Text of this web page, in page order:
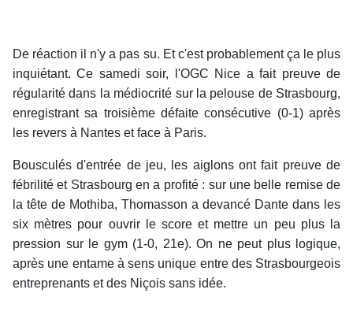
De réaction il n'y a pas su. Et c'est probablement ça le plus
inquiétant. Ce samedi soir, l'OGC Nice a fait preuve de
régularité dans la médiocrité sur la pelouse de Strasbourg,
enregistrant sa troisième défaite consécutive (0-1) après
les revers à Nantes et face à Paris.
Bousculés d'entrée de jeu, les aiglons ont fait preuve de
fébrilité et Strasbourg en a profité : sur une belle remise de
la tête de Mothiba, Thomasson a devancé Dante dans les
six mètres pour ouvrir le score et mettre un peu plus la
pression sur le gym (1-0, 21e). On ne peut plus logique,
après une entame à sens unique entre des Strasbourgeois
entreprenants et des Niçois sans idée.